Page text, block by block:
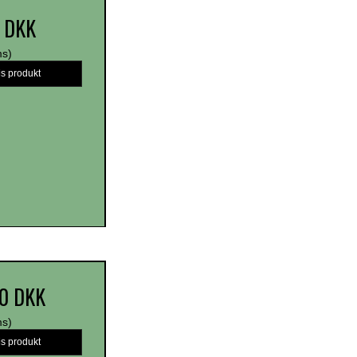
produkt
DKK
produkt